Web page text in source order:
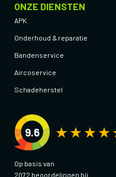
ONZE DIENSTEN
APK
Onderhoud & reparatie
Bandenservice
Aircoservice
Schadeherstel
9.6
Op basis van
2072 beoordelingen bij